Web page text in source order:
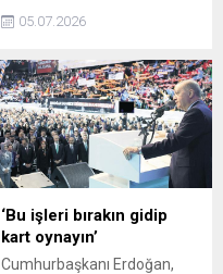
kitlesine ulaşan Emrah
sezon yapımdan ayrılmıştı.
Yeni sezonda ekranlara
dönmeye hazırlanan
Altıntoprak, ATV'de yayın
hayatına başlayacak Aşk ve
Taht dizisiyle izleyici
karşısına çıkmaya
hazırlanıyor.
05.07.2026
‘Bu işleri bırakın gidip
kart oynayın’
Cumhurbaşkanı Erdoğan,